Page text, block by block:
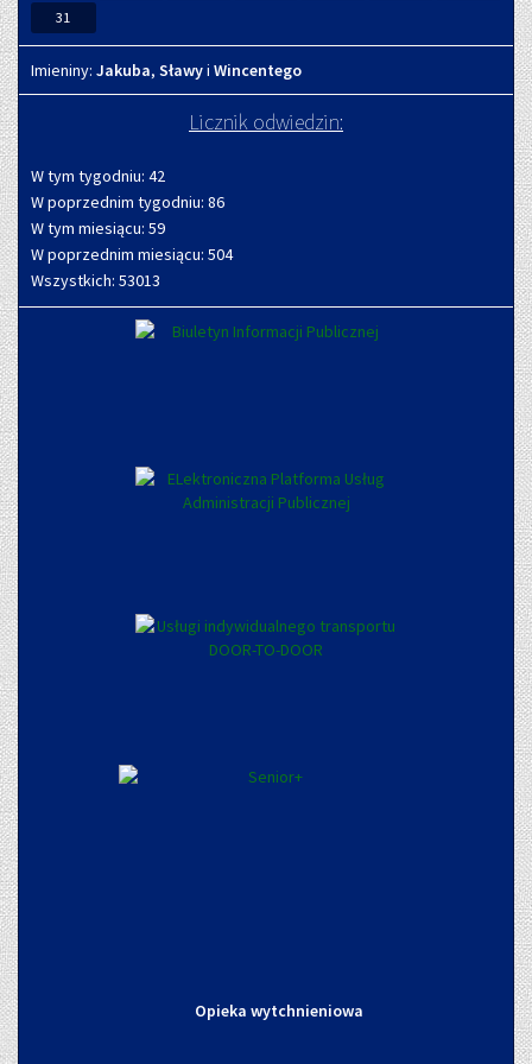
31
Imieniny
Imieniny: Jakuba, Sławyi Wincentego
Licznik odwiedzin:
W tym tygodniu: 42
W poprzednim tygodniu: 86
W tym miesiącu: 59
W poprzednim miesiącu: 504
Wszystkich: 53013
Opieka wytchnieniowa